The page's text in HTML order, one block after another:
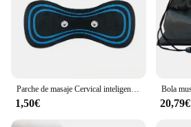
1,50€ 20,79€